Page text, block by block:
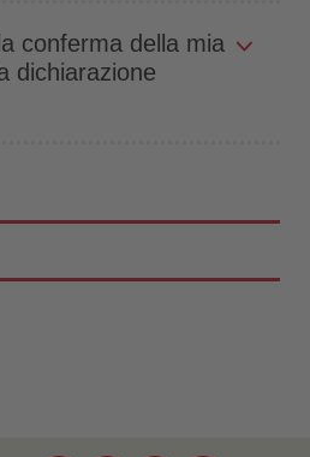
conferma della mia
dichiarazione